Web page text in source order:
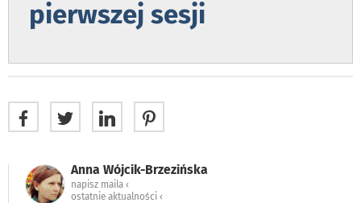
pierwszej sesji
Anna Wójcik-Brzezińska
napisz maila ‹
ostatnie aktualności ‹